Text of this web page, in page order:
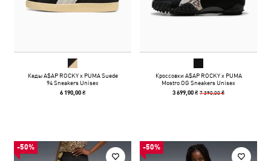
Кеды A$AP ROCKY x PUMA Suede
94 Sneakers Unisex
6 190,00 ₴
Кроссовки A$AP ROCKY x PUMA
Mostro OG Sneakers Unisex
3 699,00 ₴7 390,00 ₴
-50% -50%